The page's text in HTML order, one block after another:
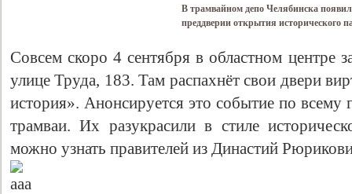
В трамвайном депо Челябинска
преддверии открытия исторического
Совсем скоро 4 сентября в областном центре
улице Труда, 183. Там распахнёт свои двери
история». Анонсируется это событие по
трамваи. Их разукрасили в стиле
можно узнать правителей из Династий